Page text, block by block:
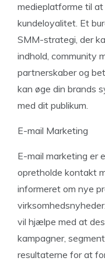
medieplatforme til
kundeloyalitet. Et
SMM-strategi, der
indhold, community
partnerskaber og
kan øge din brands
med dit publikum.
E-mail Marketing
E-mail marketing er
opretholde kontakt
informeret om nye
vil hjælpe med at
kampagner,
resultaterne for at